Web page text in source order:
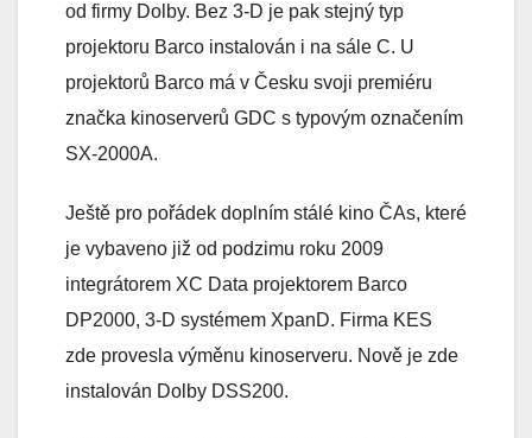
od firmy Dolby. Bez 3-D je pak stejný typ
projektoru Barco instalován i na sále C. U
projektorů Barco má v Česku svoji premiéru
značka kinoserverů GDC s typovým označením
SX-2000A.
Ještě pro pořádek doplním stálé kino ČAs, které
je vybaveno již od podzimu roku 2009
integrátorem XC Data projektorem Barco
DP2000, 3-D systémem XpanD. Firma KES
zde provesla výměnu kinoserveru. Nově je zde
instalován Dolby DSS200.